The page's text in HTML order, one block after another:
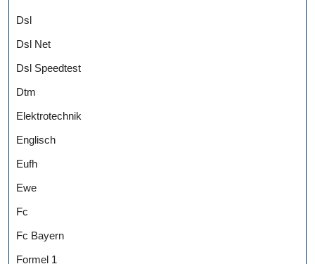
Dsl
Dsl Net
Dsl Speedtest
Dtm
Elektrotechnik
Englisch
Eufh
Ewe
Fc
Fc Bayern
Formel 1